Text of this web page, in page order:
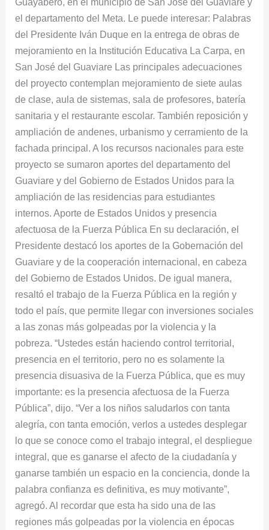
el departamento del Meta. Le puede interesar: Palabras
del Presidente Iván Duque en la entrega de obras de
mejoramiento en la Institución Educativa La Carpa, en
San José del Guaviare Las principales adecuaciones
del proyecto contemplan mejoramiento de siete aulas
de clase, aula de sistemas, sala de profesores, batería
sanitaria y el restaurante escolar. También reposición y
ampliación de andenes, urbanismo y cerramiento de la
fachada principal. A los recursos nacionales para este
proyecto se sumaron aportes del departamento del
Guaviare y del Gobierno de Estados Unidos para la
ampliación de las residencias para estudiantes
internos. Aporte de Estados Unidos y presencia
afectuosa de la Fuerza Pública En su declaración, el
Presidente destacó los aportes de la Gobernación del
Guaviare y de la cooperación internacional, en cabeza
del Gobierno de Estados Unidos. De igual manera,
resaltó el trabajo de la Fuerza Pública en la región y
todo el país, que permite llegar con inversiones sociales
a las zonas más golpeadas por la violencia y la
pobreza. “Ustedes están haciendo control territorial,
presencia en el territorio, pero no es solamente la
presencia disuasiva de la Fuerza Pública, que es muy
importante: es la presencia afectuosa de la Fuerza
Pública”, dijo. “Ver a los niños saludarlos con tanta
alegría, con tanta emoción, verlos a ustedes desplegar
lo que se conoce como el trabajo integral, el despliegue
integral, que es ganarse el afecto de la ciudadanía y
ganarse también un espacio en la conciencia, donde la
palabra confianza es definitiva, es muy motivante”,
agregó. Al recordar que esta ha sido una de las
regiones más golpeadas por la violencia en épocas